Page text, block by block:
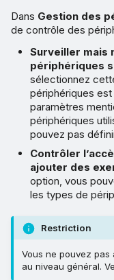
Dans Gestion des
de contrôle des
Surveiller mais
périphériques
sélectionnez
périphériques
paramètres
périphériques
pouvez pas
Contrôler
ajouter des
option, vous
les types de
Restriction
Vous ne pouvez pas
au niveau général.